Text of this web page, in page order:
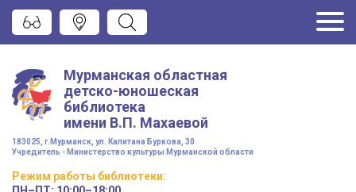
Мурманская областная
детско-юношеская
библиотека
имени В.П. Махаевой
183025, г.Мурманск, ул. Капитана Буркова, 30
Учредитель - Министерство культуры Мурманской области
Режим работы библиотеки: